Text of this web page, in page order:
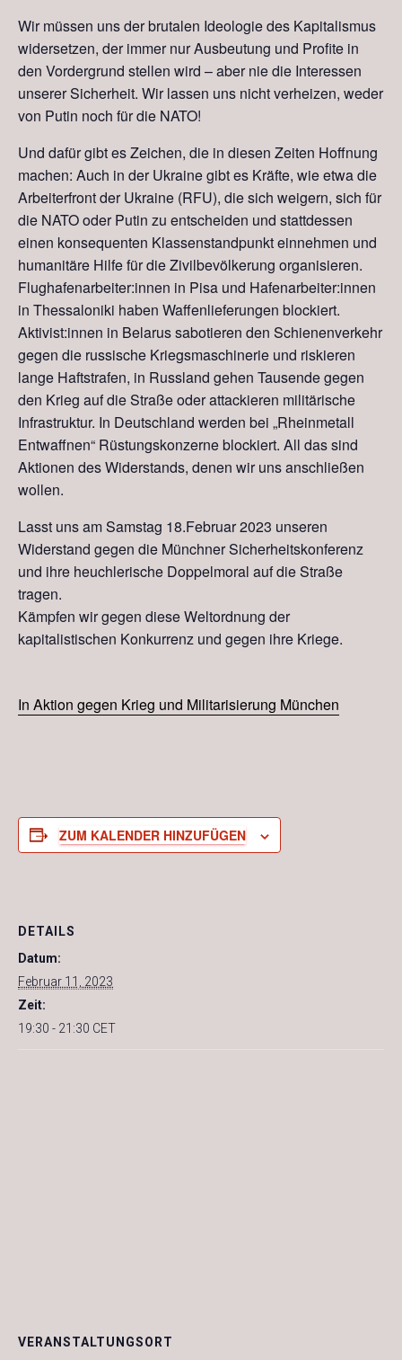
Wir müssen uns der brutalen Ideologie des Kapitalismus
widersetzen, der immer nur Ausbeutung und Profite in
den Vordergrund stellen wird – abernie die Interessen
unserer Sicherheit. Wir lassen uns nicht verheizen, weder
von Putin noch für die NATO!
Und dafür gibt es Zeichen, die in diesen Zeiten Hoffnung
machen: Auch in der Ukraine gibt es Kräfte, wie etwa die
Arbeiterfront der Ukraine (RFU), die sich weigern, sich für
die NATO oder Putin zu entscheiden und stattdessen
einen konsequenten Klassenstandpunkt einnehmen und
humanitäre Hilfe für die Zivilbevölkerung organisieren.
Flughafenarbeiter:innen in Pisa und Hafenarbeiter:innen
in Thessaloniki haben Waffenlieferungen blockiert.
Aktivist:innen in Belarus sabotieren den Schienenverkehr
gegen die russische Kriegsmaschinerie und riskieren
lange Haftstrafen, in Russland gehen Tausende gegen
den Krieg auf die Straße oder attackieren militärische
Infrastruktur. In Deutschland werden bei „Rheinmetall
Entwaffnen“ Rüstungskonzerne blockiert. All das sind
Aktionen des Widerstands, denen wir uns anschließen
wollen.
Lasst uns am Samstag 18.Februar 2023 unseren
Widerstand gegen die Münchner Sicherheitskonferenz
und ihre heuchlerische Doppelmoral auf die Straße
tragen.
Kämpfen wir gegen diese Weltordnung der
kapitalistischen Konkurrenz und gegen ihre Kriege.
In Aktion gegen Krieg und Militarisierung München
ZUM KALENDER HINZUFÜGEN
DETAILS
Datum:
Februar 11, 2023
Zeit:
19:30 - 21:30 CET
VERANSTALTUNGSORT